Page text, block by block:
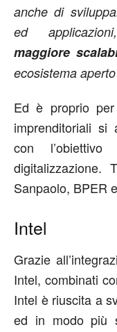
anche di
ed
maggiore
ecosistema
Ed è proprio
imprenditoriali si
con
digitalizzazione.
Sanpaolo, BPER
Intel
Grazie
Intel, combinati
Intel è riuscita a
ed in modo più